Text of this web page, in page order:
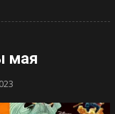
мая